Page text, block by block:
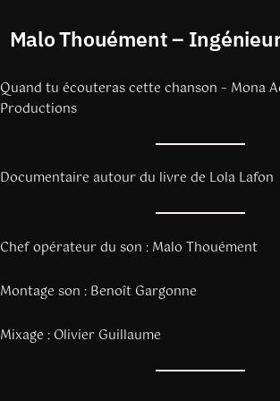
Malo Thouément –
Quand tu écouteras cette chanson – Mona
Productions
Documentaire autour du livre de Lola Lafon
Chef opérateur du son : Malo Thouément
Montage son : Benoît Gargonne
Mixage : Olivier Guillaume